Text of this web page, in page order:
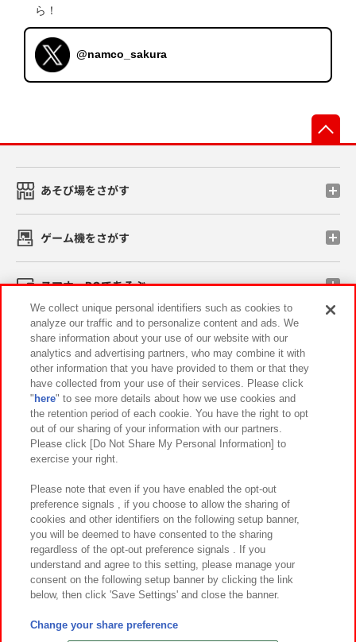
ら！
@namco_sakura
あそび場をさがす
ゲーム機をさがす
スマホ・PCであそぶ
イベント・キャンペーン
関連会社 サステナビリティ サイトポリシー
プライバシーポリシー ウェブアクセシビリティ方針と検証結果
お取引先さまとともに
カスタマーハラスメント対応方針 よくあるご質問・お問い合わせ
©Bandai Namco Amusement Inc.
©Bandai Namco Amusement Lab Inc.
We collect unique personal identifiers such as cookies to
analyze our traffic and to personalize content and ads. We
share information about your use of our website with our
analytics and advertising partners, who may combine it with
other information that you have provided to them or that they
have collected from your use of their services. Please click
" here" to see more details about how we use cookies and
the retention period of each cookie. You have the right to opt
out of our sharing of your information with our partners.
Please click [Do Not Share My Personal Information] to
exercise your right.
Please note that even if you have enabled the opt-out
preference signals , if you choose to allow the sharing of
cookies and other identifiers on the following setup banner,
you will be deemed to have consented to the sharing
regardless of the opt-out preference signals . If you
understand and agree to this setting, please manage your
consent on the following setup banner by clicking the link
below, then click 'Save Settings' and close the banner.
Change your share preference